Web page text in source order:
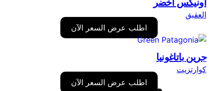
العقيق
اطلب عرض السعر الآن
جرين باتاغونيا
كوارتزيت
اطلب عرض السعر الآن